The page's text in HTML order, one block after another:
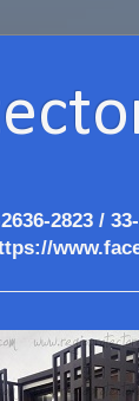
2823 /